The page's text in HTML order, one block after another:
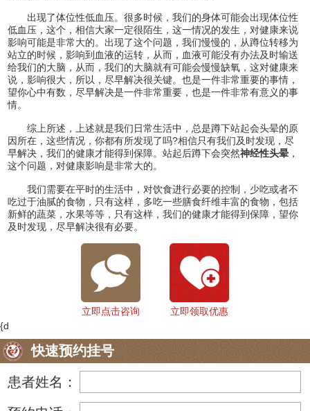
出现了体位性低血压。很多时候，我们的身体可能会出现体位性
低血压，这个，相信大家一定很陌生，这一情况的发生，对健康来说
影响可能是非常大的。出现了这个问题，我们慢慢的，从蹲位转移为
站立的时候，影响到血液的运转，从而，血液可能没有办法及时输送
给我们的大脑，从而，我们的大脑就有可能会慢慢缺氧，这对健康来
说，影响很大，所以，尽早解决很关键。也是一件非常重要的事情，
望你心中有数，尽早解决是一件非常重要，也是一件非常有意义的事
情。
综上所述，上述就是我们日常生活中，总是蹲下站起会头晕的原
因所在，这些情况，你都有所发现了吗?相信只有我们及时发现，尽
早解决，我们的健康才能得到保障。站起后蹲下会突然神经性头晕，
这个问题，对健康影响是非常大的。
我们需要在平时的生活中，对饮食进行必要的控制，少吃或者不
吃过于油腻的食物，只有这样，多吃一些膳食纤维丰富的食物，包括
新鲜的蔬菜，水果等等，只有这样，我们的健康才能得到保障，望你
及时发现，尽早解决很有必要。
立即点击咨询
立即领取优惠
{d
快速预约挂号
患者姓名：